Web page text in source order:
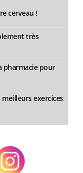
cerveau !
très
pharmacie pour
exercices